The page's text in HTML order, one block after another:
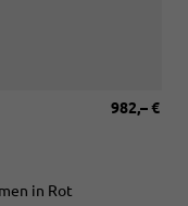
982,– €
in Rot